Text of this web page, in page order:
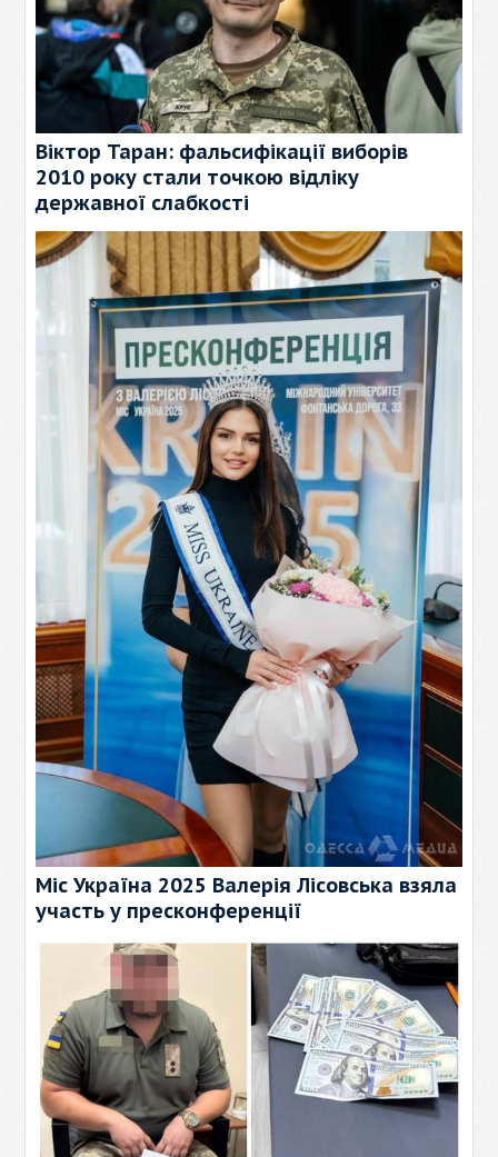
Віктор Таран: фальсифікації виборів
2010 року стали точкою відліку
державної слабкості
Міс Україна 2025 Валерія Лісовська взяла
участь у пресконференції